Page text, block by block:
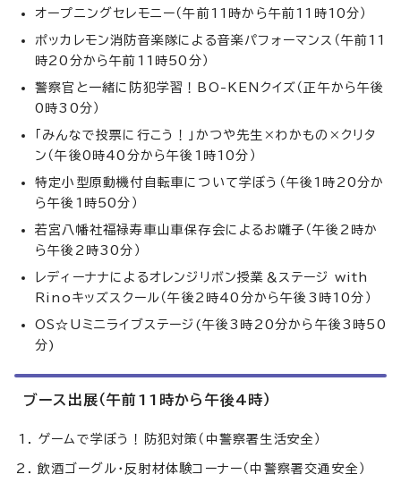
オープニングセレモニー（午前11時から午前11時10分）
ポッカレモン消防音楽隊による音楽パフォーマンス（午前11
時20分から午前11時50分）
警察官と一緒に防犯学習！BO-KENクイズ（正午から午後
0時30分）
「みんなで投票に行こう！」かつや先生×わかもの×クリタ
ン（午後0時40分から午後1時10分）
特定小型原動機付自転車について学ぼう（午後1時20分か
ら午後1時50分）
若宮八幡社福禄寿車山車保存会によるお囃子（午後2時か
ら午後2時30分）
レディーナナによるオレンジリボン授業＆ステージ with
Rinoキッズスクール（午後2時40分から午後3時10分）
OS☆Uミニライブステージ(午後3時20分から午後3時50
分)
ブース出展（午前11時から午後4時）
ゲームで学ぼう！防犯対策（中警察署生活安全）
飲酒ゴーグル・反射材体験コーナー（中警察署交通安全）